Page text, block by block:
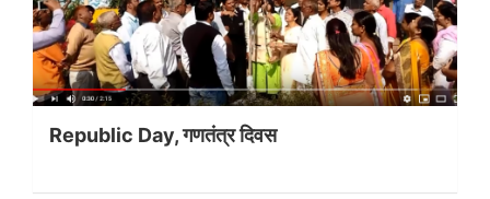
Republic Day, गणतंत्र दिवस